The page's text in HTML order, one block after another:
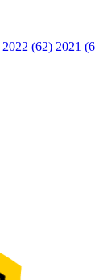
2022 (62) 2021